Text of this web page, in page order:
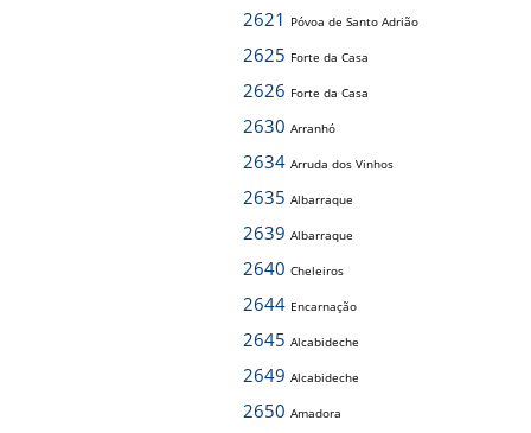
2621 Póvoa de Santo Adrião
2625 Forte da Casa
2626 Forte da Casa
2630 Arranhó
2634 Arruda dos Vinhos
2635 Albarraque
2639 Albarraque
2640 Cheleiros
2644 Encarnação
2645 Alcabideche
2649 Alcabideche
2650 Amadora